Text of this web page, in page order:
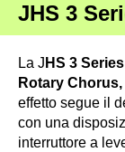
JHS 3
La J HS 3
Rotary
effetto segue il
con una
interruttore a